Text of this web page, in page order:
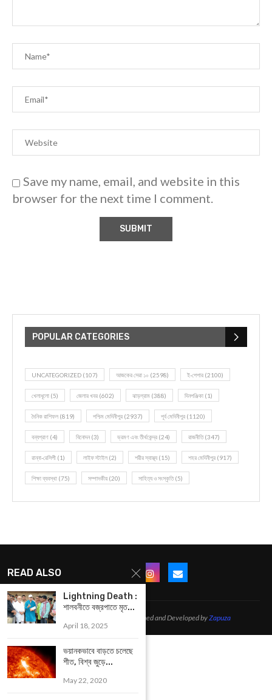
Save my name, email, and website in this
browser for the next time I comment.
POPULAR CATEGORIES
UNCATEGORIZED (107) আজকের সেরা ১০ (2598) ই-পেপার (2100)
খেলাধূলো (5) জেলার খবর (602) ঝাড়গ্রাম (388) দিনপঞ্জিকা (1)
দৈনিক রাশিফল (819) পশ্চিম মেদিনীপুর (2937) পূর্ব মেদিনীপুর (1120)
বন্যপ্রাণ (4) বিনোদন(3) ভ্রমণ এবং তীর্থকেন্দ্র (24) রাজনীতি(347)
রান্না-রেসিপী (1) লাইফ স্টাইল (2) শরীর স্বাস্থ্য (15) শহর মেদিনীপুর (917)
শিক্ষা ব্যবস্থা (75) সম্পাদকীয় (20) সাহিত্য ও সংস্কৃতি(5)
@2021 - All Right Reserved. Designed and Developed byZapuza
READ ALSO
Lightning Death :
শালবনীতে বজ্রপাতে মৃত...
April 18, 2025
ভয়ানকভাবে বাড়তে চলেছে
শীত, বিশ্ব জুড়ে...
May 22, 2020